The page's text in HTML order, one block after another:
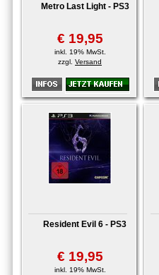
Metro Last Light - PS3
€ 19,95
inkl. 19% MwSt.
zzgl. Versand
Resident Evil 6 - PS3
€ 19,95
inkl. 19% MwSt.